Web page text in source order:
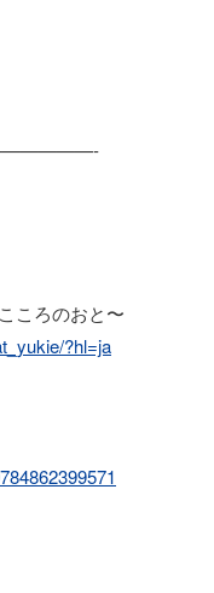
ころのおと〜
?hl=ja